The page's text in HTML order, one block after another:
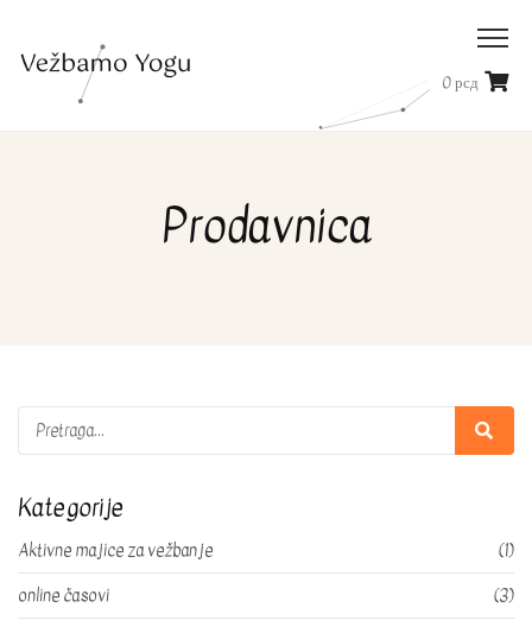
0рсд
Prodavnica
Kategorije
Aktivne majice za vežbanje
(1)
online časovi
(3)